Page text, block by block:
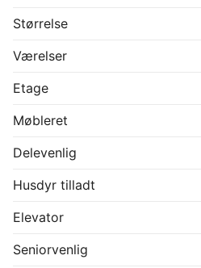
Størrelse
Værelser
Etage
Møbleret
Delevenlig
Husdyr tilladt
Elevator
Seniorvenlig